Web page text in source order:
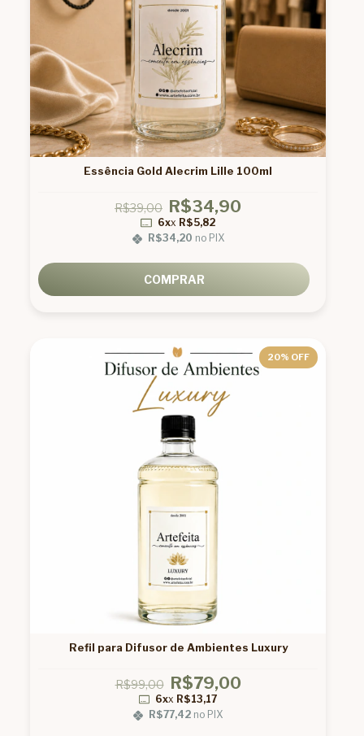
Essência Gold Alecrim Lille 100ml
R$39,00 R$34,90
6xx R$5,82
R$34,20 no PIX
COMPRAR
20% OFF
Refil para Difusor de Ambientes Luxury
R$99,00 R$79,00
6xx R$13,17
R$77,42 no PIX